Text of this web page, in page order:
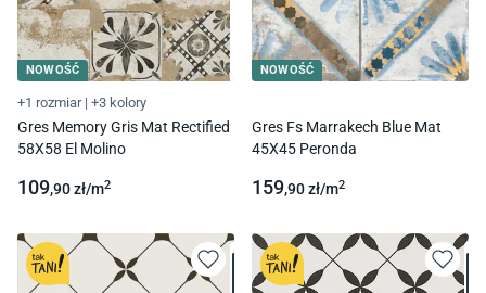
NOWOŚĆ
+1 rozmiar | +3 kolory
Gres Memory Gris Mat Rectified
58X58 El Molino
109,90zł/m2
NOWOŚĆ
Gres Fs Marrakech Blue Mat
45X45 Peronda
159,90zł/m2